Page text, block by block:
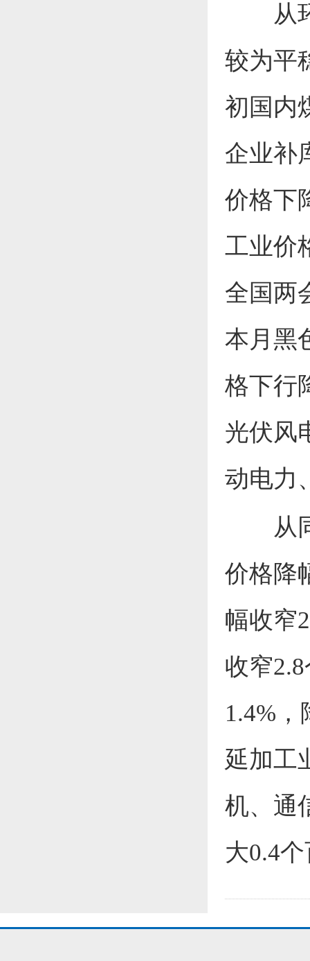
从
较为平
初国内
企业补
价格下
工业价
全国两
本月黑
格下行
光伏风
动电力
从
价格降
幅收窄
收窄
1.4%
延加工
机、通
大0.4